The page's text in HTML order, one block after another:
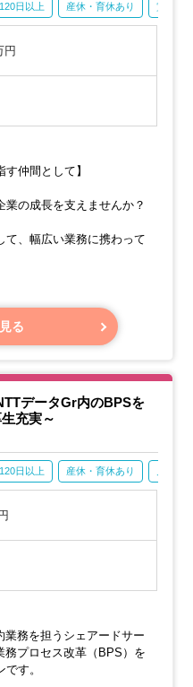
日以上 産休・育休あり 賞与あ
円
す仲間として】
の成長を支えませんか？
て、幅広い業務に携わって
る
データGr内のBPSを
充実～
日以上 産休・育休あり
業務を担うシェアードサー
務プロセス改革（BPS）を
す。